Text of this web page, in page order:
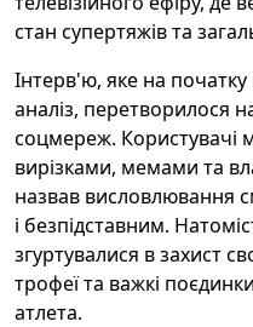
стан супертяжів та
Інтерв'ю, яке на
аналіз, перетворилося
соцмереж. Користувачі
вирізками, мемами та
назвав висловлювання
і безпідставним.
згуртувалися в захист
трофеї та важкі
атлета.